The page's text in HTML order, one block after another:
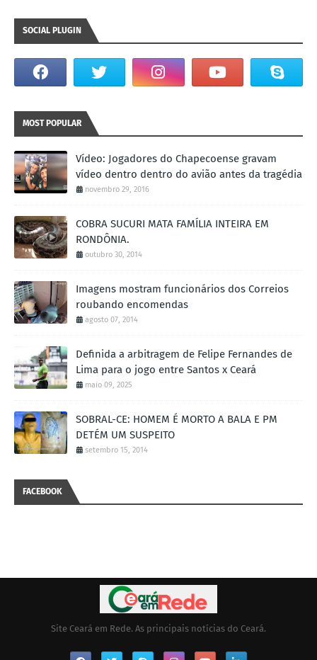
SOCIAL PLUGIN
MOST POPULAR
Vídeo: Jogadores do Chapecoense gravam
vídeo dentro dentro do avião antes da tragédia
novembro 29, 2016
COBRA SUCURI MATA FAMÍLIA INTEIRA EM
RONDÔNIA.
outubro 30, 2014
Imagens mostram funcionários dos Correios
roubando encomendas
agosto 07, 2014
Definida a arbitragem de Felipe Fernandes de
Lima para o jogo entre Santos x Ceará
maio 09, 2025
SOBRAL-CE: HOMEM É MORTO A BALA E PM
DETÉM UM SUSPEITO
setembro 15, 2014
FACEBOOK
Site Ceará em Rede. As principais notícias do Ceará.